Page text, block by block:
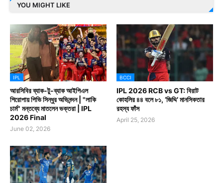
YOU MIGHT LIKE
IPL
আরসিবির ব্যাক-টু-ব্যাক আইপিএল
শিরোপায় পিভি সিন্ধুর অভিনন্দন | "লাকি
চার্ম" মন্তব্যে মাতলেন ভক্তরা | IPL
2026 Final
June 02, 2026
BCCI
IPL 2026 RCB vs GT: বিরাট
কোহলির ৪৪ বলে ৮১, ‘জিদ্দি’ মানসিকতার
রহস্য ফাঁস
April 25, 2026